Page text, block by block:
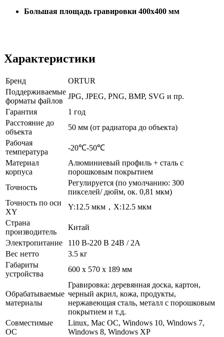
Большая площадь гравировки 400x400 мм
Характеристики
Бренд
ORTUR
Поддерживаемые
форматы файлов
JPG, JPEG, PNG, BMP, SVG и пр.
Гарантия
1 год
Расстояние до
объекта
50 мм (от радиатора до объекта)
Рабочая
температура
-20℃-50℃
Материал
корпуса
Алюминиевый профиль + сталь с
порошковым покрытием
Точность
Регулируется (по умолчанию: 300
пикселей/ дюйм, ок. 0,81 мкм)
Точность по оси
XY
Y:12.5 мкм，X:12.5 мкм
Страна
производитель
Китай
Электропитание
110 В-220 В 24В / 2A
Вес нетто
3.5 кг
Габариты
устройства
600 x 570 x 189 мм
Обрабатываемые
материалы
Гравировка: деревянная доска, картон,
черный акрил, кожа, продукты,
нержавеющая сталь, металл с порошковым
покрытием и т.д.
Совместимые
ОС
Linux, Mac ОС, Windows 10, Windows 7,
Windows 8, Windows XP